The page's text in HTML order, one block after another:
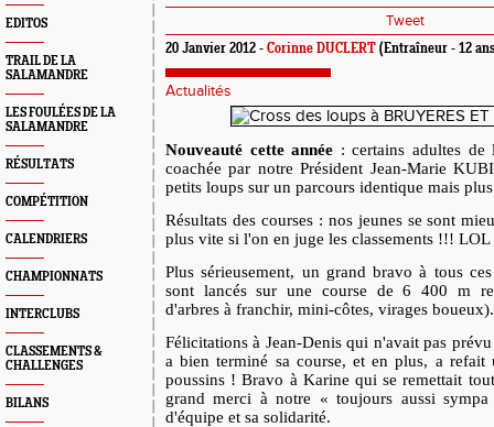
EDITOS
TRAIL DE LA
SALAMANDRE
LES FOULÉES DE LA
SALAMANDRE
RÉSULTATS
COMPÉTITION
CALENDRIERS
CHAMPIONNATS
INTERCLUBS
CLASSEMENTS &
CHALLENGES
BILANS
Tweet
20 Janvier 2012 - Corinne DUCLERT (Entraîneur - 12
Actualités
Nouveauté cette année : certains adultes
coachée par notre Président Jean-Marie
petits loups sur un parcours identique mais
Résultats des courses : nos jeunes se sont
plus vite si l'on en juge les classements !!! LOL
Plus sérieusement, un grand bravo à tous
sont lancés sur une course de 6 400 m
d'arbres à franchir, mini-côtes, virages boueux).
Félicitations à Jean-Denis qui n'avait pas
a bien terminé sa course, et en plus, a
poussins ! Bravo à Karine qui se remettait
grand merci à notre « toujours aussi
d'équipe et sa solidarité.